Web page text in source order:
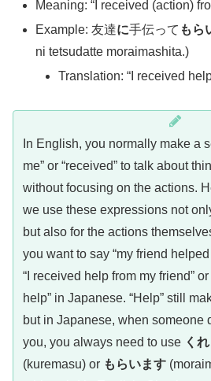
Meaning: “I received (action)
Example: 友達に手伝って もら
ni tetsudatte moraimashita.)
Translation: “I received
In English, you normally make a
me” or “received” to talk about
without focusing on the actions.
we use these expressions not
but also for the actions
you want to say “my friend
“I received help from my friend”
help” in Japanese. “Help” still
but in Japanese, when someone
you, you always need to use く
(kuremasu) or もらいます